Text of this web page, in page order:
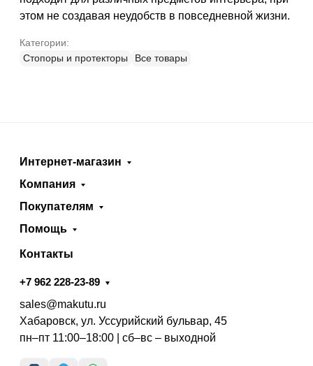
этом не создавая неудобств в повседневной жизни.
Категории:
Стопоры и протекторы
Все товары
Интернет-магазин
Компания
Покупателям
Помощь
Контакты
+7 962 228-23-89
sales@makutu.ru
Хабаровск, ул. Уссурийский бульвар, 45
пн–пт 11:00–18:00 | сб–вс – выходной